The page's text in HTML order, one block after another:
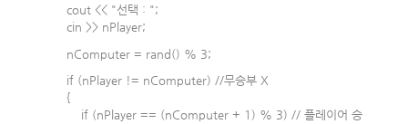
cout << "선택 : ";
cin >> nPlayer;
nComputer = rand() % 3;
if (nPlayer != nComputer) //무승부 X
{
if (nPlayer == (nComputer + 1) % 3) // 플레이어 승